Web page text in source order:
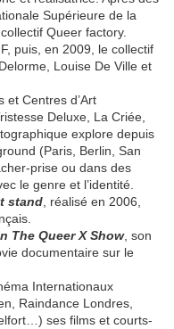
Supérieure de la
Queer factory.
puis, en 2009, le collectif
Louise De Ville et
et Centres d’Art
Deluxe, La Criée,
explore depuis
(Paris, Berlin, San
prise ou dans des
le genre et l’identité.
stand , réalisé en 2006,
The Queer X Show, son
documentaire sur le
Internationaux
Raindance Londres,
ses films et courts-